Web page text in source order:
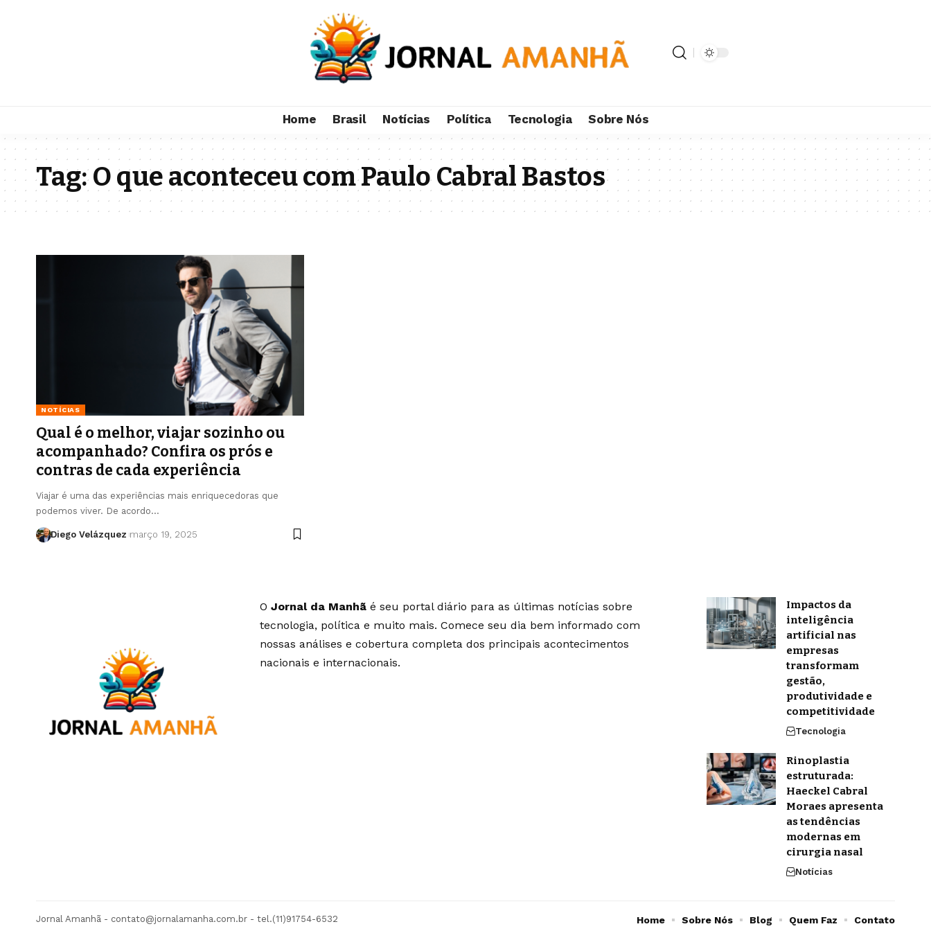
Home Brasil Notícias Política Tecnologia Sobre Nós
Tag:O que aconteceu com Paulo Cabral Bastos
NOTÍCIAS
Qual é o melhor, viajar sozinho ou
acompanhado? Confira os prós e
contras de cada experiência
Viajar é uma das experiências mais enriquecedoras que
podemos viver. De acordo…
Diego Velázquez março 19, 2025
O Jornal da Manhãé seu portal diário para as últimas notícias sobre
tecnologia, política e muito mais. Comece seu dia bem informado com
nossas análises e cobertura completa dos principais acontecimentos
nacionais e internacionais.
Impactos da
inteligência
artificial nas
empresas
transformam
gestão,
produtividade e
competitividade
Tecnologia
Rinoplastia
estruturada:
Haeckel Cabral
Moraes apresenta
as tendências
modernas em
cirurgia nasal
Notícias
Jornal Amanhã - contato@jornalamanha.com.br - tel.(11)91754-6532 Home Sobre Nós Blog Quem Faz Contato